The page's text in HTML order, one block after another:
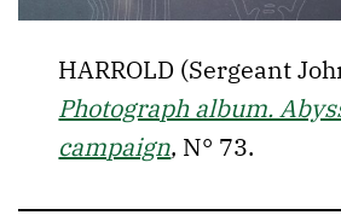
HARROLD (Sergeant
Photograph album.
campaign, N° 73.